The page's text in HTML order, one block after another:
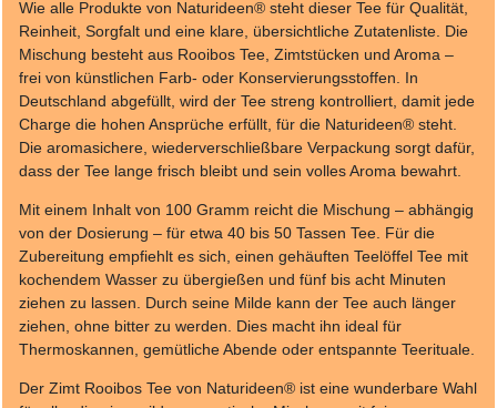
Wie alle Produkte von Naturideen® steht dieser Tee für Qualität,
Reinheit, Sorgfalt und eine klare, übersichtliche Zutatenliste. Die
Mischung besteht aus Rooibos Tee, Zimtstücken und Aroma –
frei von künstlichen Farb‑ oder Konservierungsstoffen. In
Deutschland abgefüllt, wird der Tee streng kontrolliert, damit jede
Charge die hohen Ansprüche erfüllt, für die Naturideen® steht.
Die aromasichere, wiederverschließbare Verpackung sorgt dafür,
dass der Tee lange frisch bleibt und sein volles Aroma bewahrt.
Mit einem Inhalt von 100 Gramm reicht die Mischung – abhängig
von der Dosierung – für etwa 40 bis 50 Tassen Tee. Für die
Zubereitung empfiehlt es sich, einen gehäuften Teelöffel Tee mit
kochendem Wasser zu übergießen und fünf bis acht Minuten
ziehen zu lassen. Durch seine Milde kann der Tee auch länger
ziehen, ohne bitter zu werden. Dies macht ihn ideal für
Thermoskannen, gemütliche Abende oder entspannte Teerituale.
Der Zimt Rooibos Tee von Naturideen® ist eine wunderbare Wahl